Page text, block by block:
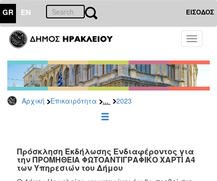
GR EN ΕΙΣΟΔΟΣ
Toggle
Αρχική Επικαιρότητα ... 2023
ΕΠΙΚΑΙΡΟΤΗΤΑ
-
Δημοπρασίες
Αρχείο
2026
2022
2021
Πρόσκληση Εκδήλωσης Ενδιαφέροντος για
την ΠΡΟΜΗΘΕΙΑ ΦΩΤΟΑΝΤΙΓΡΑΦΙΚΟ ΧΑΡΤΙ Α4
των Υπηρεσιών του Δήμου